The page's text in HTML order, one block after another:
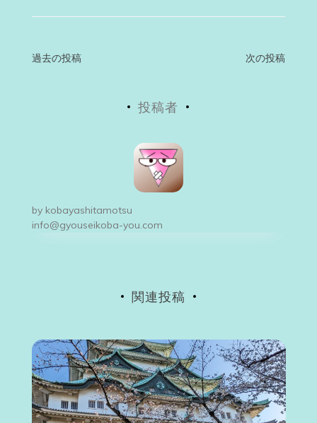
投
シ
過去の投稿 次の投稿
投稿者
by kobayashitamotsu
info@gyouseikoba-you.com
関連投稿